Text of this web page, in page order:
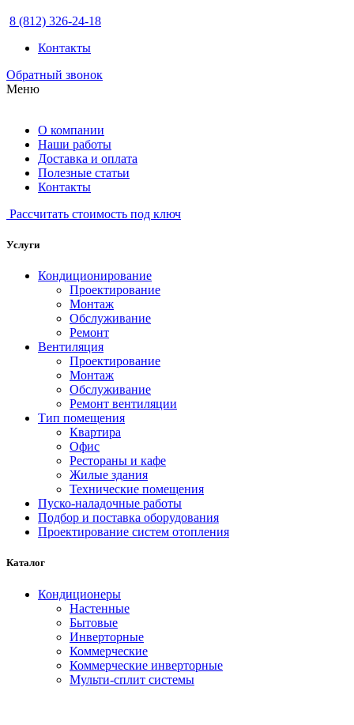
8 (812) 326-24-18
Контакты
Обратный звонок
Меню
О компании
Наши работы
Доставка и оплата
Полезные статьи
Контакты
Рассчитать стоимость под ключ
Услуги
Кондиционирование
Проектирование
Монтаж
Обслуживание
Ремонт
Вентиляция
Проектирование
Монтаж
Обслуживание
Ремонт вентиляции
Тип помещения
Квартира
Офис
Рестораны и кафе
Жилые здания
Технические помещения
Пуско-наладочные работы
Подбор и поставка оборудования
Проектирование систем отопления
Каталог
Кондиционеры
Настенные
Бытовые
Инверторные
Коммерческие
Коммерческие инверторные
Мульти-сплит системы